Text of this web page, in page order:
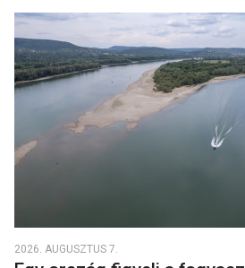
2026. AUGUSZTUS 7.